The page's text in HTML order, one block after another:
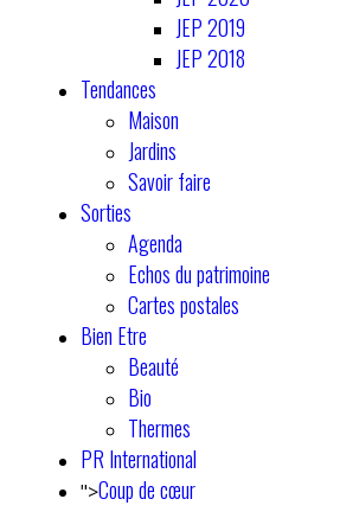
JEP 2019
JEP 2018
Tendances
Maison
Jardins
Savoir faire
Sorties
Agenda
Echos du patrimoine
Cartes postales
Bien Etre
Beauté
Bio
Thermes
PR International
">Coup de cœur